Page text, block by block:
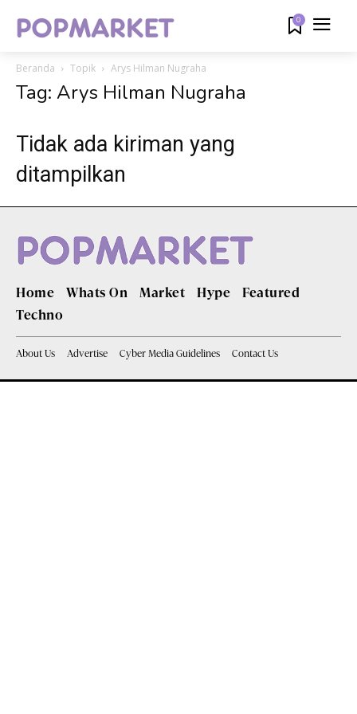
0
Beranda Topik Arys Hilman Nugraha
Tag: Arys Hilman Nugraha
Tidak ada kiriman yang
ditampilkan
Home Whats On Market Hype
Featured
Techno
About Us Advertise Cyber Media Guidelines Contact Us